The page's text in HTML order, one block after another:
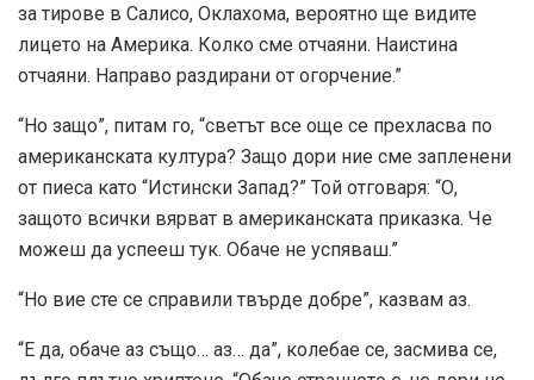
за тирове в Салисо, Оклахома, вероятно ще видите
лицето на Америка. Колко сме отчаяни. Наистина
отчаяни. Направо раздирани от огорчение.”
“Но защо”, питам го, “светът все още се прехласва по
американската култура? Защо дори ние сме запленени
от пиеса като “Истински Запад?” Той отговаря: “О,
защото всички вярват в американската приказка. Че
можеш да успееш тук. Обаче не успяваш.”
“Но вие сте се справили твърде добре”, казвам аз.
“Е да, обаче аз също… аз… да”, колебае се, засмива се,